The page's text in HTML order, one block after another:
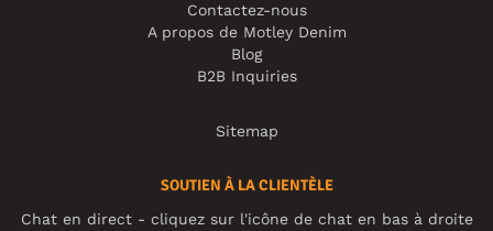
Contactez-nous
A propos de Motley Denim
Blog
B2B Inquiries
Sitemap
SOUTIEN À LA CLIENTÈLE
Chat en direct - cliquez sur l'icône de chat en bas à droite